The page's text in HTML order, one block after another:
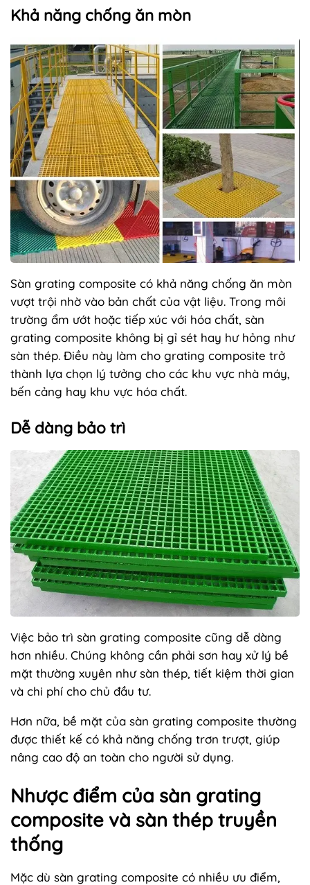
Khả năng chống ăn mòn
Sàn grating composite có khả năng chống ăn mòn
vượt trội nhờ vào bản chất của vật liệu. Trong môi
trường ẩm ướt hoặc tiếp xúc với hóa chất, sàn
grating composite không bị gỉ sét hay hư hỏng như
sàn thép. Điều này làm cho grating composite trở
thành lựa chọn lý tưởng cho các khu vực nhà máy,
bến cảng hay khu vực hóa chất.
Dễ dàng bảo trì
Việc bảo trì sàn grating composite cũng dễ dàng
hơn nhiều. Chúng không cần phải sơn hay xử lý bề
mặt thường xuyên như sàn thép, tiết kiệm thời gian
và chi phí cho chủ đầu tư.
Hơn nữa, bề mặt của sàn grating composite thường
được thiết kế có khả năng chống trơn trượt, giúp
nâng cao độ an toàn cho người sử dụng.
Nhược điểm của sàn grating
composite và sàn thép truyền
thống
Mặc dù sàn grating composite có nhiều ưu điểm,